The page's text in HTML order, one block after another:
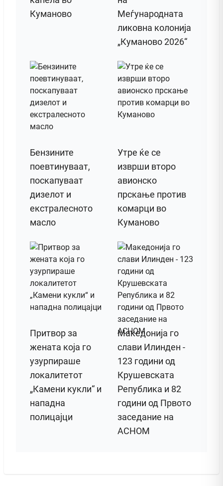
Куманово
Меѓународната
ликовна колонија
„Куманово 2026“
Бензините
поевтинуваат,
поскапуваат
дизелот и
екстралесното
масло
Утре ќе се
изврши второ
авионско
прскање против
комарци во
Куманово
Притвор за
жената која го
узурпираше
локалитетот
„Камени кукли“ и
нападна
полицајци
Македонија го
слави Илинден -
123 години од
Крушевската
Република и 82
години од Првото
заседание на
АСНОМ